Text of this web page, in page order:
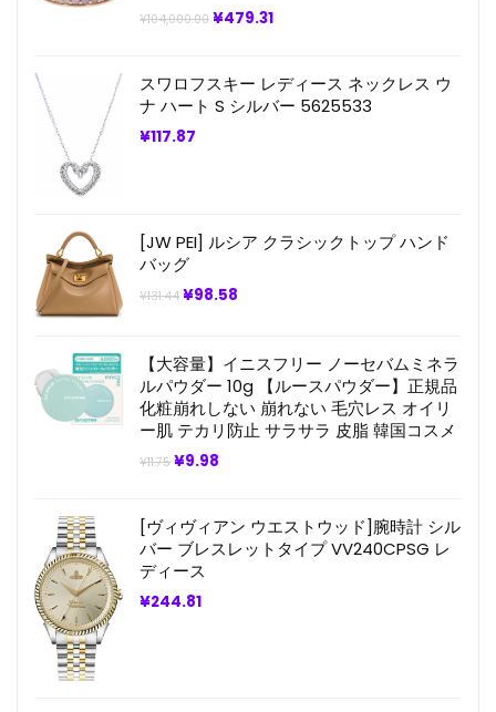
¥104,000.00 元
は
¥104,000.00
で
¥479.31現
格
は
¥479.31
スワロフスキー レディース ネックレス ウ
ナ ハート S シルバー 5625533
¥117.87
[JW PEI] ルシア クラシックトップ ハンド
バッグ
¥131.44 元
は
¥131.44
で
し
た。
¥98.58
格
は
¥98.58
で
す。
【大容量】イニスフリー ノーセバムミネラ
ルパウダー 10g 【ルースパウダー】正規品
化粧崩れしない 崩れない 毛穴レス オイリ
ー肌 テカリ防止 サラサラ 皮脂 韓国コスメ
¥11.75 元
は
¥11.75
で
し
た。
¥9.98
格
は
¥9.98
[ヴィヴィアン ウエストウッド]腕時計 シル
バー ブレスレットタイプ VV240CPSG レ
ディース
¥244.81